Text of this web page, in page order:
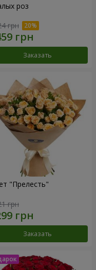
роз
грн
Заказать
"Прелесть"
грн
Заказать